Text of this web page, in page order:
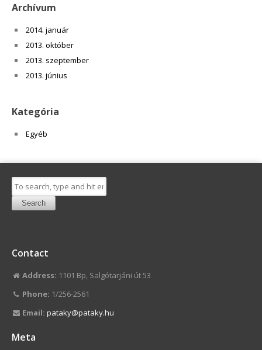
Archívum
2014. január
2013. október
2013. szeptember
2013. június
Kategória
Egyéb
Search
Contact
Address: 1101 Bp, Salgótarjáni út 53
Phone: 1/256-2561
Email: pataky@pataky.hu
Meta